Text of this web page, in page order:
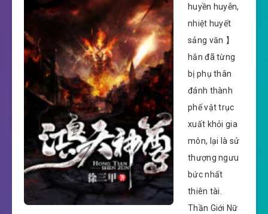
huyền huyễn,
nhiệt huyết
sảng văn 】
hắn đã từng
bị phụ thân
đánh thành
phế vật trục
xuất khỏi gia
môn, lại là sử
thượng ngưu
bức nhất
thiên tài.
Thần Giới Nữ